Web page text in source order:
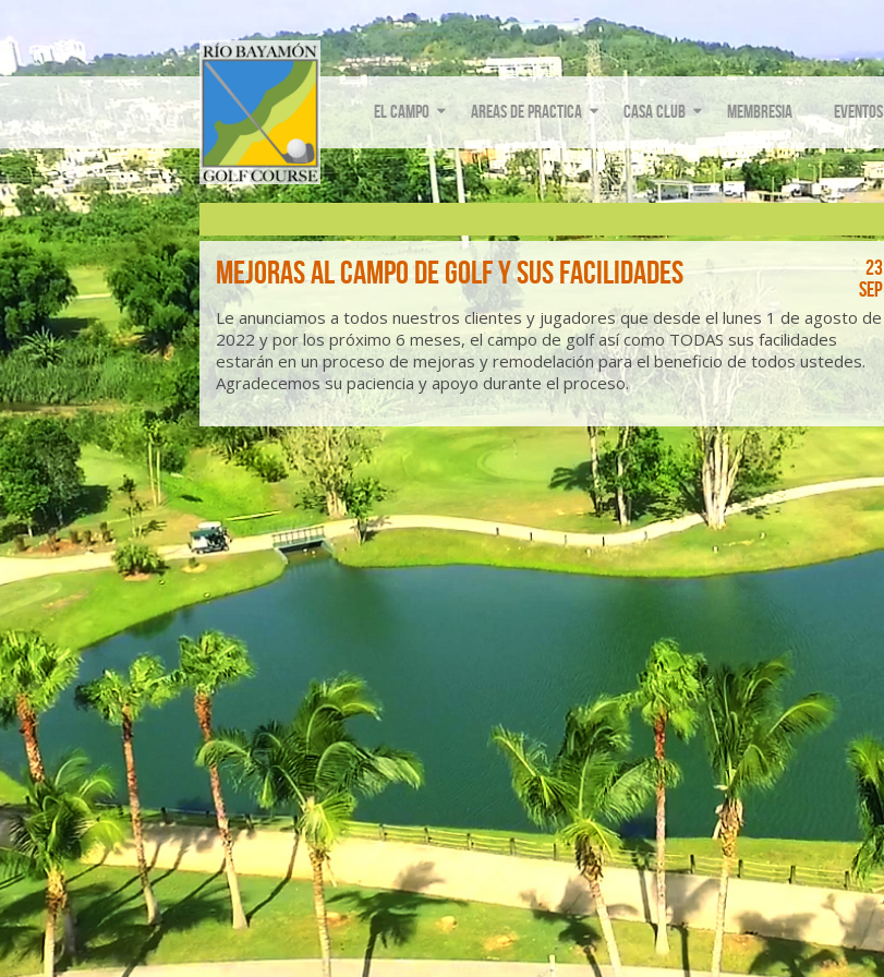
El Campo Areas de Practica Casa Club Membresia Eventos
Mejoras al Campo de Golf y sus Facilidades
23
Sep
Le anunciamos a todos nuestros clientes y jugadores que desde el lunes 1 de agosto de
2022 y por los próximo 6 meses, el campo de golf así como TODAS sus facilidades
estarán en un proceso de mejoras y remodelación para el beneficio de todos ustedes.
Agradecemos su paciencia y apoyo durante el proceso.